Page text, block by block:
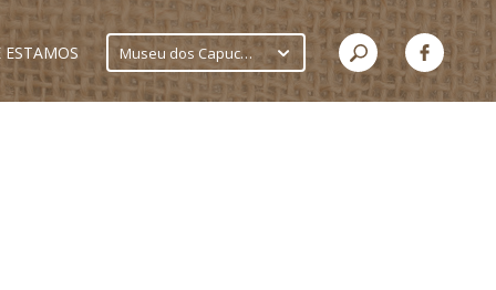
Museu dos Capuchinhos